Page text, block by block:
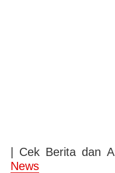
| Cek Berita dan
News